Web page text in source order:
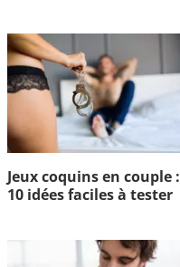
Jeux coquins en couple :
10 idées faciles à tester